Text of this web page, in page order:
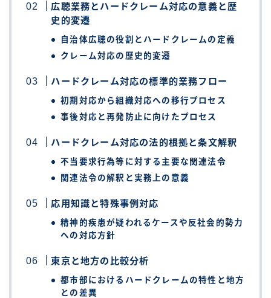
広聴業務とハードクレーム対応の意義と歴
史的変遷
自治体広聴の役割とハードクレームの定義
クレーム対応の歴史的変遷
ハードクレーム対応の標準的業務フロー
初期対応から組織対応への移行プロセス
事後対応と再発防止に向けたプロセス
ハードクレーム対応の法的根拠と条文解釈
不当要求行為等に対する主要な関連法令
関連法令の解釈と実務上の意義
応用知識と特殊事例対応
精神的疾患が疑われるケースや反社会的勢力
への対応方針
東京と地方の比較分析
都市部におけるハードクレームの特性と地方
との差異